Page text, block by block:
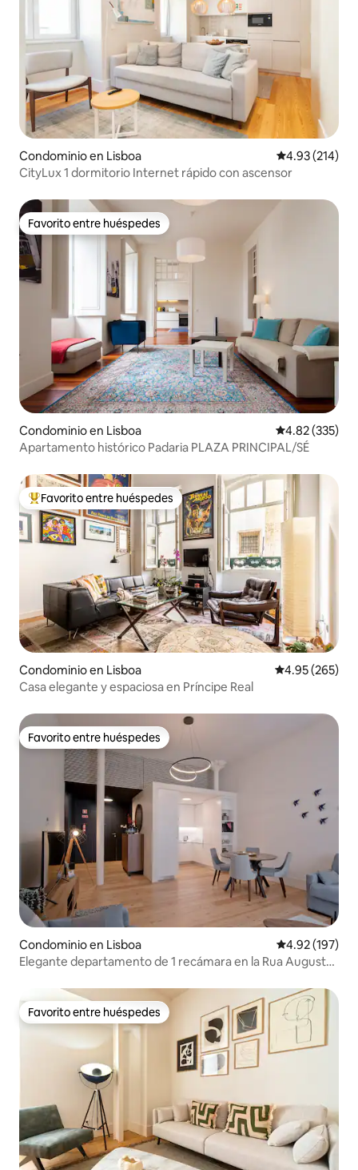
Condominio en Lisboa Calificación
4.93 (214)
CityLux 1 dormitorio Internet rápido con ascensor
Favorito entre huéspedes
Favorito entre huéspedes
Condominio en Lisboa Calificación
4.82 (335)
Apartamento histórico Padaria PLAZA PRINCIPAL/SÉ
De los mejores en Favorito entre huéspedes
Favorito entre huéspedes
Condominio en Lisboa Calificación
4.95 (265)
Casa elegante y espaciosa en Príncipe Real
Favorito entre huéspedes
Favorito entre huéspedes
Condominio en Lisboa Calificación
4.92 (197)
Elegante departamento de 1 recámara en la Rua Augusta
Favorito entre huéspedes
Favorito entre huéspedes